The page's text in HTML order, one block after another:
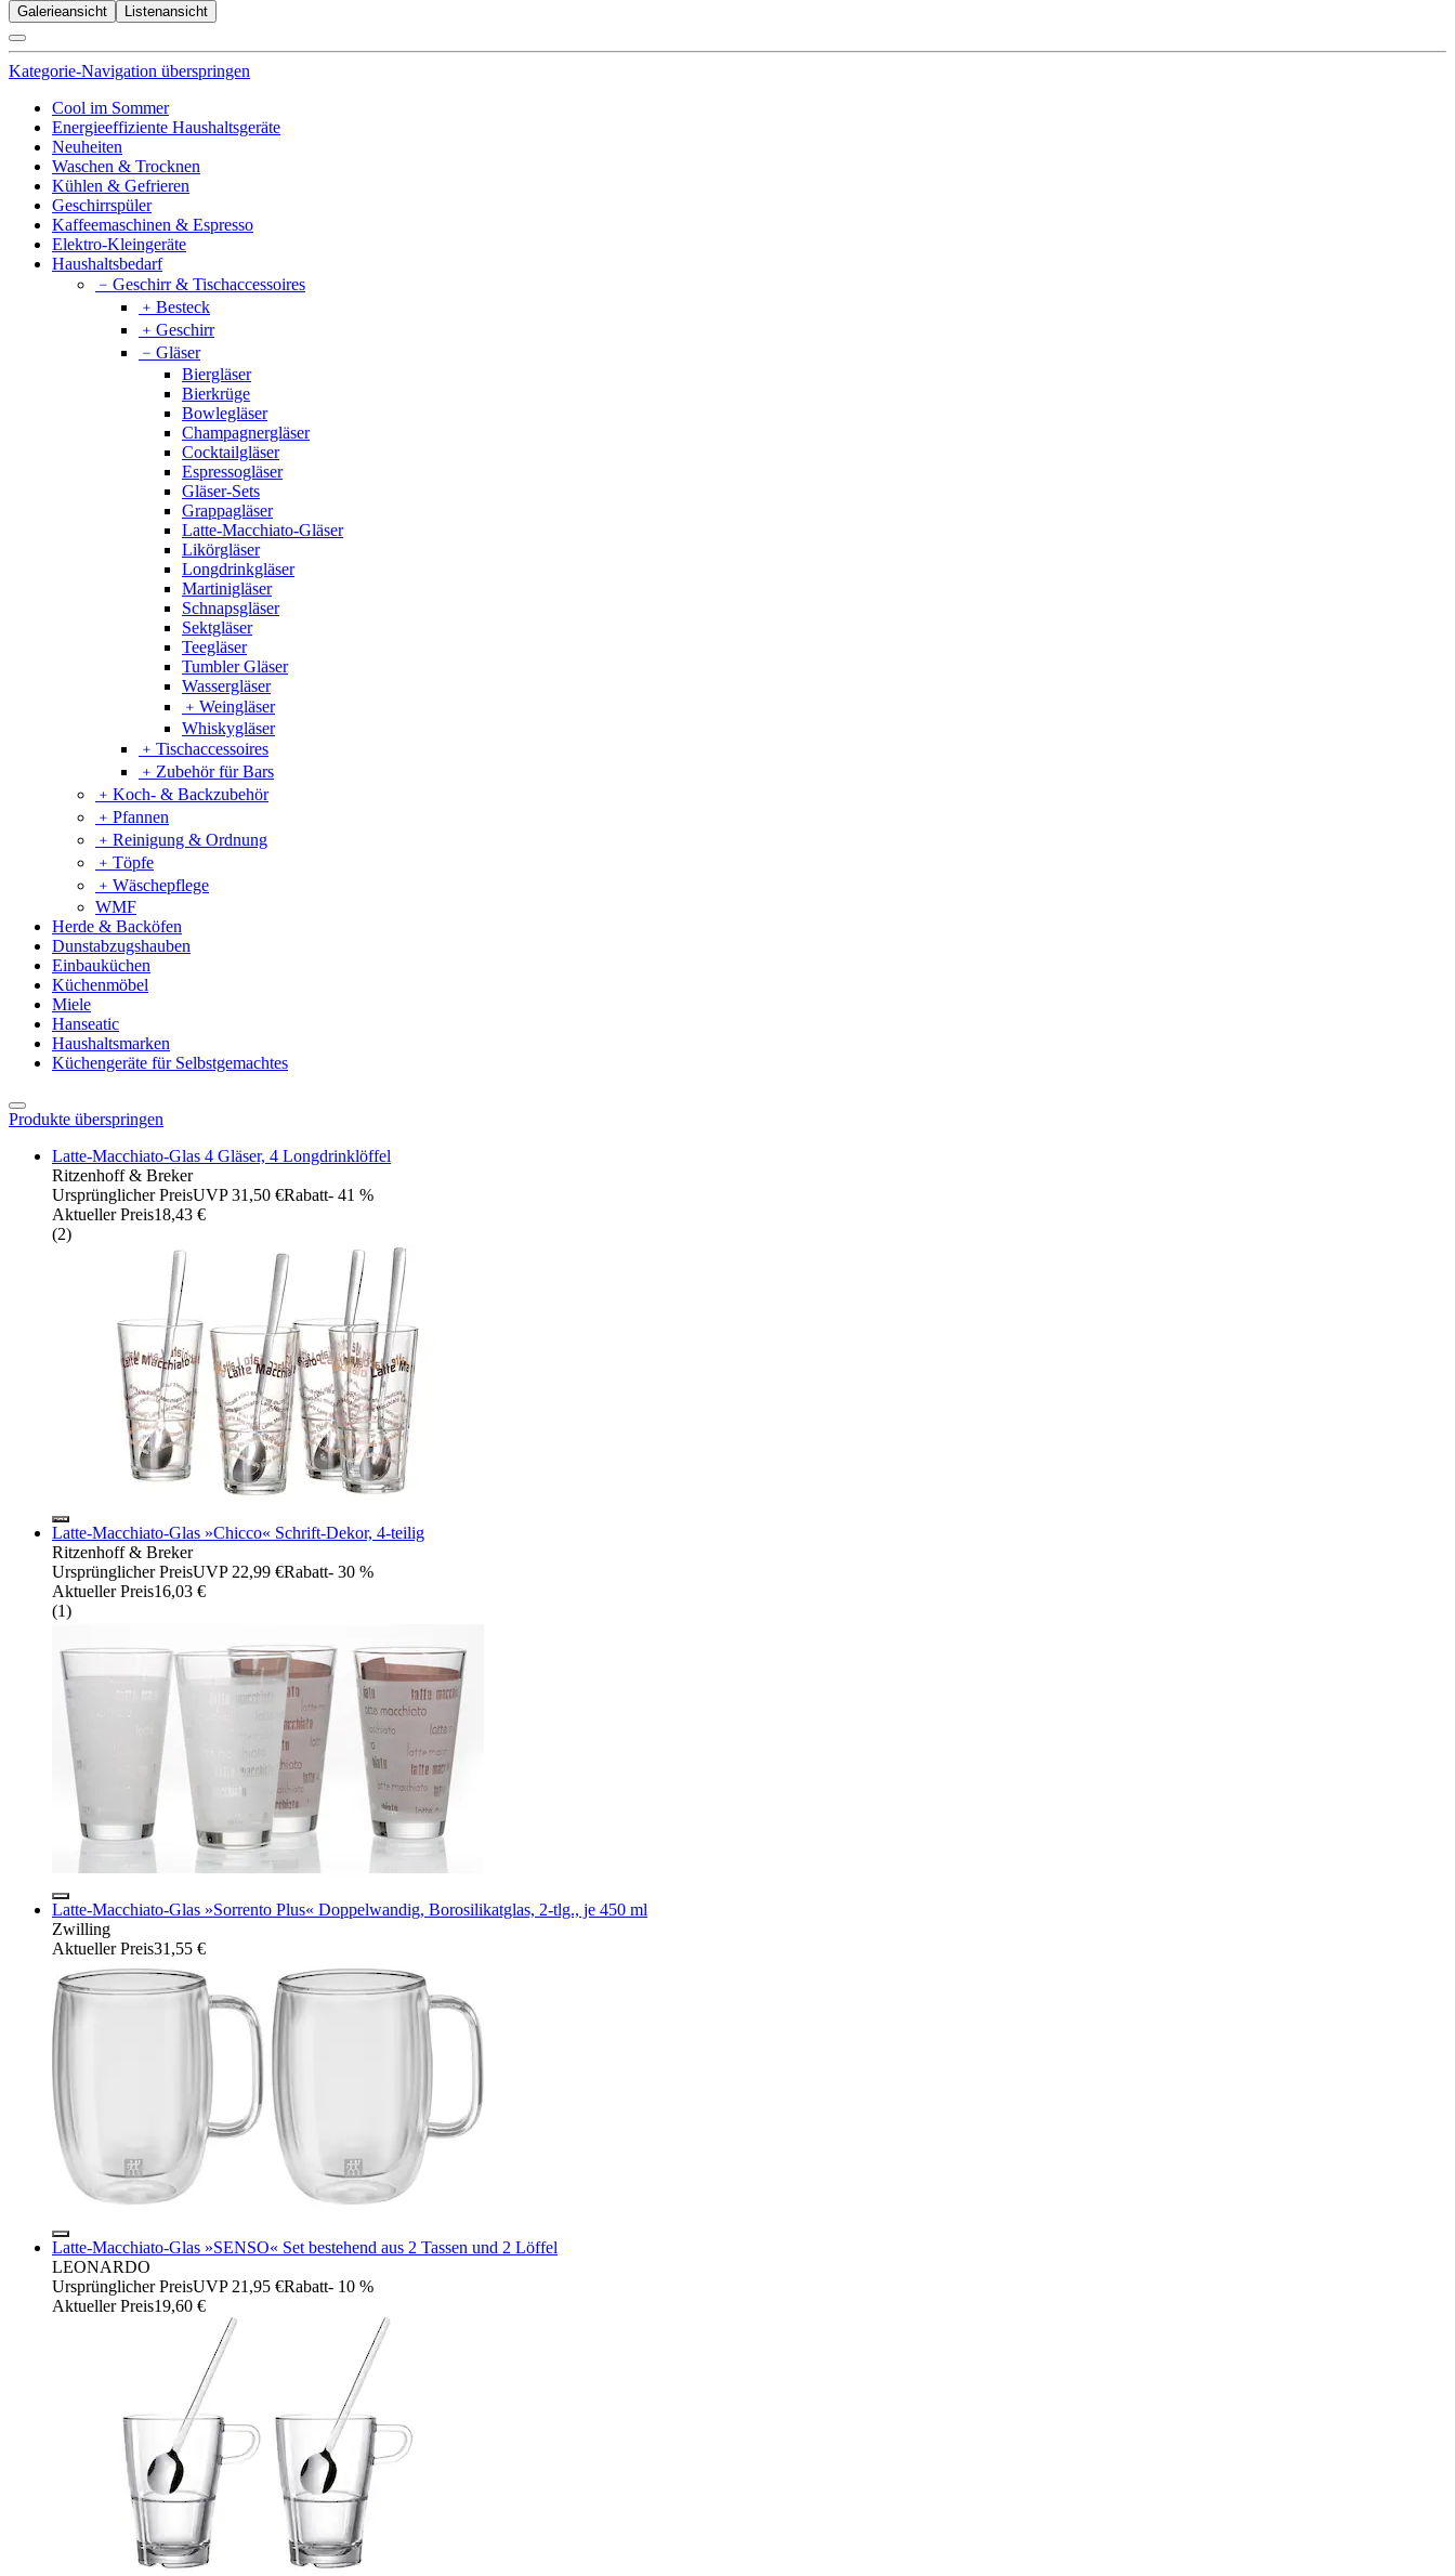
Galerieansicht Listenansicht
Kategorie-Navigation überspringen
Cool im Sommer
Energieeffiziente Haushaltsgeräte
Neuheiten
Waschen & Trocknen
Kühlen & Gefrieren
Geschirrspüler
Kaffeemaschinen & Espresso
Elektro-Kleingeräte
Haushaltsbedarf
﹣ Geschirr & Tischaccessoires
﹢ Besteck
﹢ Geschirr
﹣ Gläser
Biergläser
Bierkrüge
Bowlegläser
Champagnergläser
Cocktailgläser
Espressogläser
Gläser-Sets
Grappagläser
Latte-Macchiato-Gläser
Likörgläser
Longdrinkgläser
Martinigläser
Schnapsgläser
Sektgläser
Teegläser
Tumbler Gläser
Wassergläser
﹢ Weingläser
Whiskygläser
﹢ Tischaccessoires
﹢ Zubehör für Bars
﹢ Koch- & Backzubehör
﹢ Pfannen
﹢ Reinigung & Ordnung
﹢ Töpfe
﹢ Wäschepflege
WMF
Herde & Backöfen
Dunstabzugshauben
Einbauküchen
Küchenmöbel
Miele
Hanseatic
Haushaltsmarken
Küchengeräte für Selbstgemachtes
Produkte überspringen
Latte-Macchiato-Glas 4 Gläser, 4 Longdrinklöffel
Ritzenhoff & Breker
Ursprünglicher PreisUVP 31,50 €Rabatt- 41 %
Aktueller Preis18,43 €
(2)
Latte-Macchiato-Glas »Chicco« Schrift-Dekor, 4-teilig
Ritzenhoff & Breker
Ursprünglicher PreisUVP 22,99 €Rabatt- 30 %
Aktueller Preis16,03 €
(1)
Latte-Macchiato-Glas »Sorrento Plus« Doppelwandig, Borosilikatglas, 2-tlg., je 450 ml
Zwilling
Aktueller Preis31,55 €
Latte-Macchiato-Glas »SENSO« Set bestehend aus 2 Tassen und 2 Löffel
LEONARDO
Ursprünglicher PreisUVP 21,95 €Rabatt- 10 %
Aktueller Preis19,60 €